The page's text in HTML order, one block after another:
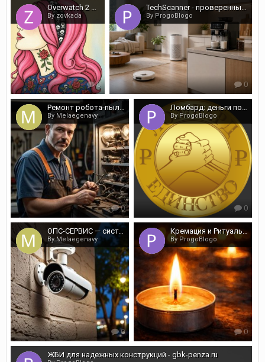
Overwatch 2 OCE - Heroes & Meta: Your Ultimate Guide for Aussie Gamers
By zovkada
0
TechScanner - проверенные рейтинги техники
By ProgoBlogo
0
Ремонт робота-пылесоса в Могилёве от экспертов
By Melaegenavy
0
Ломбард: деньги под залог без проверок
By ProgoBlogo
0
ОПС-СЕРВИС — системы безопасности в Омске под ключ
By Melaegenavy
0
Кремация и Ритуальные услуги в Боровлянах. Похоронное бюро
By ProgoBlogo
0
ЖБИ для надежных конструкций - gbk-penza.ru